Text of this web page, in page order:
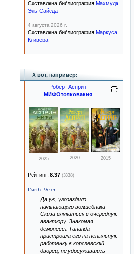
Составлена библиография Махмуда
Эль-Сайеда
4 августа 2026 г.
Составлена библиография Маркуса
Кливера
А вот, например:
Роберт Асприн
МИФОтолкования
2025 2020 2015
Рейтинг: 8.37 (3338)
Darth_Veter:
Да уж, угораздило
начинающего волшебника
Скива вляпаться в очередную
авантюру! Знакомая
демонесса Тананда
пристроила его на непыльную
работенку в королевский
дворец, не удосужившись